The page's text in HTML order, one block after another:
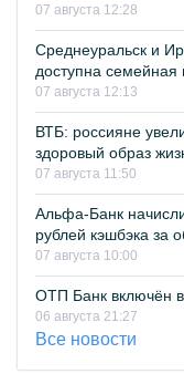
07 августа 12:28
Среднеуральск и
доступна семейная
07 августа 12:13
ВТБ: россияне
здоровый образ
07 августа 11:50
Альфа-Банк
рублей кэшбэка за
07 августа 10:00
ОТП Банк включён
06 августа 21:27
Все новости